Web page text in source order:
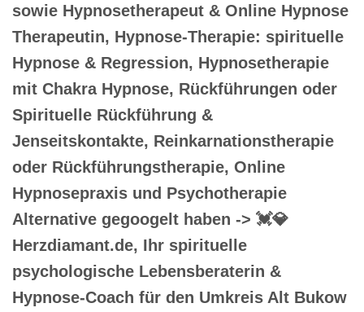
sowie Hypnosetherapeut & Online Hypnose
Therapeutin, Hypnose-Therapie: spirituelle
Hypnose & Regression, Hypnosetherapie
mit Chakra Hypnose, Rückführungen oder
Spirituelle Rückführung &
Jenseitskontakte, Reinkarnationstherapie
oder Rückführungstherapie, Online
Hypnosepraxis und Psychotherapie
Alternative gegoogelt haben -> 💓️💎
Herzdiamant.de, Ihr spirituelle
psychologische Lebensberaterin &
Hypnose-Coach für den Umkreis Alt Bukow